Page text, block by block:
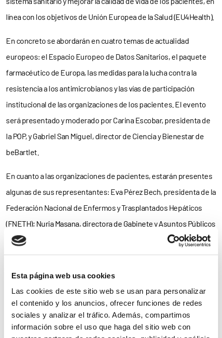
Esta página web usa cookies
Las cookies de este sitio web se usan para personalizar
el contenido y los anuncios, ofrecer funciones de redes
sociales y analizar el tráfico. Además, compartimos
información sobre el uso que haga del sitio web con
línea con los objetivos de Unión Europea de la Salud (EU4Health).
En concreto se abordarán en cuatro temas de actualidad
europeos: el Espacio Europeo de Datos Sanitarios, el paquete
farmacéutico de Europa, las medidas para la lucha contra la
resistencia a los antimicrobianos y las vías de participación
institucional de las organizaciones de los pacientes. El evento
será presentado y moderado por Carina Escobar, presidenta de
la POP,y Gabriel San Miguel, director de Ciencia y Bienestar de
beBartlet.
En cuanto a las organizaciones de pacientes, estarán presentes
algunas de sus representantes: Eva Pérez Bech, presidenta de la
Federación Nacional de Enfermos y Trasplantados Hepáticos
(FNETH); Nuria Masana, directora de Gabinete y Asuntos Públicos
de la Asociación Española Contra el Cáncer (AECC); Juan Da
Silva, presidente de la Federación Española de Fibrosis Quística
(FEFQ); Mercedes Maderuelo, gerente de la Federación Española
de Diabetes (FEDE); y Marco Greco, presidente del European
Patients Forum (EPF)
Precisamente, este desayuno se enmarca dentro de lacampaña